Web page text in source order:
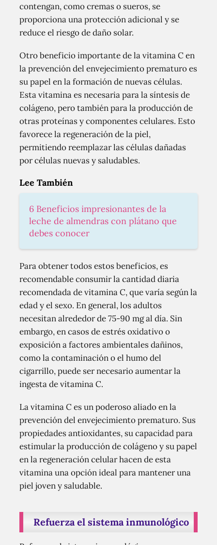
contengan, como cremas o sueros, se
proporciona una protección adicional y se
reduce el riesgo de daño solar.
Otro beneficio importante de la vitamina C en
la prevención del envejecimiento prematuro es
su papel en la formación de nuevas células.
Esta vitamina es necesaria para la síntesis de
colágeno, pero también para la producción de
otras proteínas y componentes celulares. Esto
favorece la regeneración de la piel,
permitiendo reemplazar las células dañadas
por células nuevas y saludables.
Lee También
6 Beneficios impresionantes de la
leche de almendras con plátano que
debes conocer
Para obtener todos estos beneficios, es
recomendable consumir la cantidad diaria
recomendada de vitamina C, que varía según la
edad y el sexo. En general, los adultos
necesitan alrededor de 75-90 mg al día. Sin
embargo, en casos de estrés oxidativo o
exposición a factores ambientales dañinos,
como la contaminación o el humo del
cigarrillo, puede ser necesario aumentar la
ingesta de vitamina C.
La vitamina C es un poderoso aliado en la
prevención del envejecimiento prematuro. Sus
propiedades antioxidantes, su capacidad para
estimular la producción de colágeno y su papel
en la regeneración celular hacen de esta
vitamina una opción ideal para mantener una
piel joven y saludable.
Refuerza el sistema inmunológico